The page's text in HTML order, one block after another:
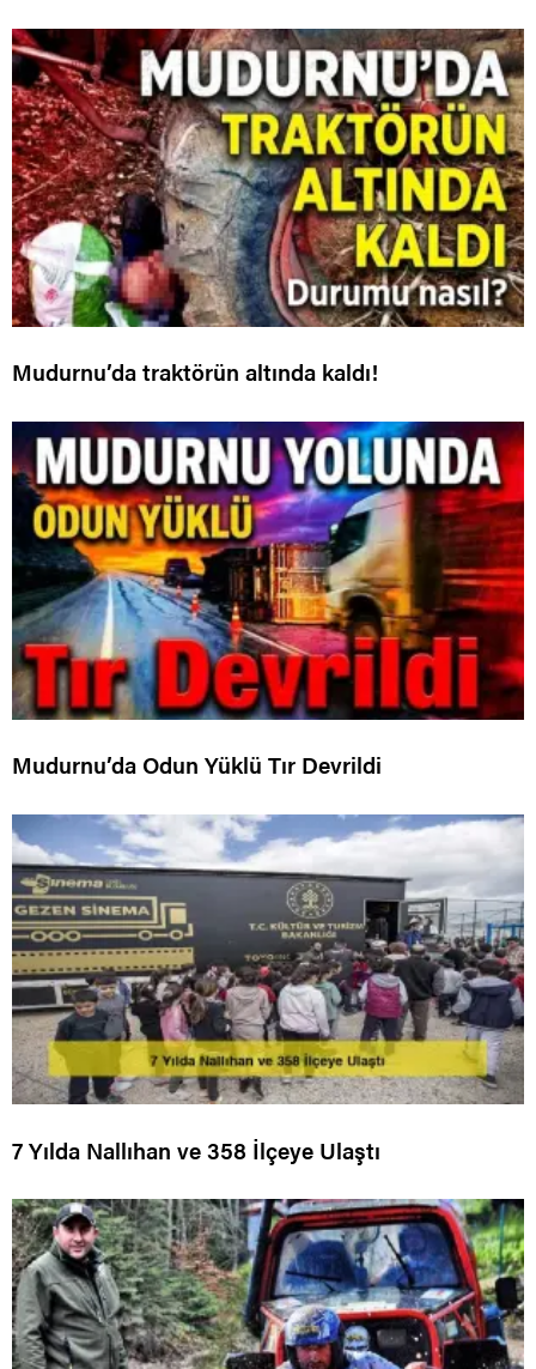
Mudurnu’da traktörün altında kaldı!
Mudurnu’da Odun Yüklü Tır Devrildi
7 Yılda Nallıhan ve 358 İlçeye Ulaştı